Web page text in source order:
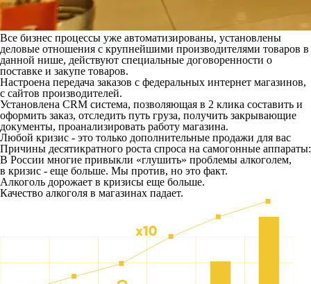
Все бизнес процессы уже автоматизированы, установлены
деловые отношения с крупнейшими производителями товаров в
данной нише, действуют специальные договоренности о
поставке и закупе товаров.
Настроена передача заказов с федеральных интернет магазинов,
с сайтов производителей.
Установлена CRM система, позволяющая в 2 клика составить и
оформить заказ, отследить путь груза, получить закрывающие
документы, проанализировать работу магазина.
Любой кризис - это только дополнительные продажи для вас
Причины десятикратного роста спроса на самогонные аппараты:
В России многие привыкли «глушить» проблемы алкоголем,
в кризис - еще больше. Мы против, но это факт.
Алкоголь дорожает в кризисы еще больше.
Качество алкоголя в магазинах падает.